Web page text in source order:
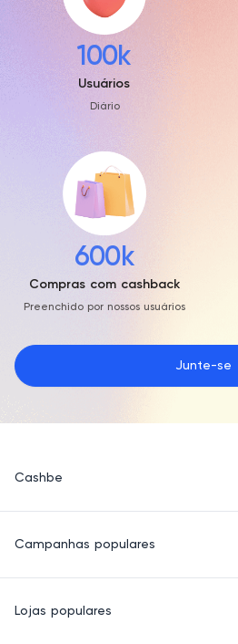
100k
Usuários
Diário
600k
Compras com cashback
Preenchido por nossos usuários
Junte-se
Cashbe
Termos de Uso
Quem Somos
Campanhas populares
Roupas
Lojas populares